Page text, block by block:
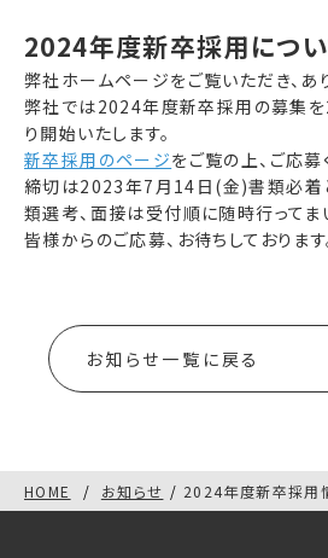
2024年度新卒採用につ
弊社ホームページをご覧いただき、あ
弊社では2024年度新卒採用の募集
り開始いたします。
新卒採用のページをご覧の上、ご応募
締切は2023年7月14日(金)書類必着
類選考、面接は受付順に随時行ってま
皆様からのご応募、お待ちしております
お知らせ一覧に戻る
HOME お知らせ 2024年度新卒採用